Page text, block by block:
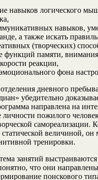
навыков логического
навыков,
а также искать
(творческих)
функций памяти,
реакции,
фона
дневного
убедительно
направлена на
личности пожилого
самореализации.
статической величиной, он
тренировки.
занятий
что они
поискового